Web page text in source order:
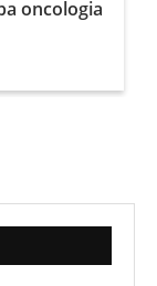
oncologia